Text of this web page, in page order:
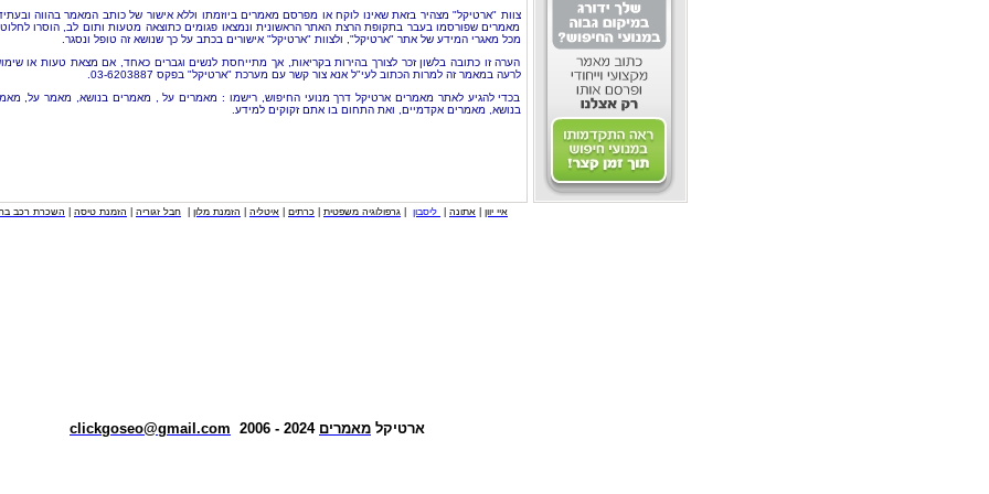
צוות "ארטיקל" מצהיר בזאת שאינו לוקח או מפרסם מאמרים ביוזמתו וללא אישור של כותב המאמר בהווה
מאמרים שפורסמו בעבר בתקופת הרצת האתר הראשונית ונמצאו פגומים כתוצאה מטעות ותום לב, הוסרו
מכל מאגרי המידע של אתר "ארטיקל", ולצוות "ארטיקל" אישורים בכתב על כך שנושא זה טופל ונסגר.
הערה זו כתובה בלשון זכר לצורך בהירות בקריאות, אך מתייחסת לנשים וגברים כאחד, אם מצאת טעות או
לרעה במאמר זה למרות הכתוב לעי"ל אנא צור קשר עם מערכת "ארטיקל" בפקס 03-6203887.
בכדי להגיע לאתר מאמרים ארטיקל דרך מנועי החיפוש, רישמו : מאמרים על , מאמרים בנושא, מאמר על,
בנושא, מאמרים אקדמיים, ואת התחום בו אתם זקוקים למידע.
איי יוון אתונה ליסבון גרפולוגיה משפטית כרתים איטליה הזמנת מלון חבל זגוריה הזמנת טיסה השכרת רכב
ארטיקל מאמרים 2024 - 2006
clickgoseo@gmail.com